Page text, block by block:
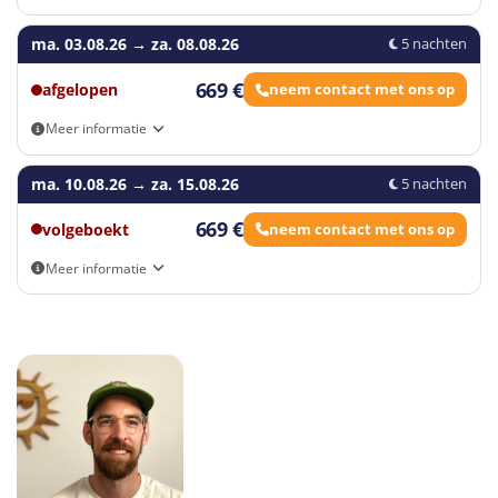
Eigen vervoer
ma. 03.08.26 → za. 08.08.26 5 nachten
afgelopen 669 € neem contact met ons op
Meer informatie
Eigen vervoer
ma. 10.08.26 → za. 15.08.26 5 nachten
volgeboekt 669 € neem contact met ons op
Meer informatie